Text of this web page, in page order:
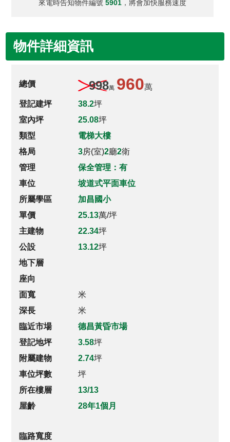
來電時告知物件編號 5901，將會加快服務速度
物件詳細資訊
總價 998萬 960萬
登記建坪
38.2坪
室內坪
25.08坪
類型
電梯大樓
格局
3房(室)2廳2衛
管理
保全管理：有
車位
坡道式平面車位
所屬學區
加昌國小
單價
25.13萬/坪
主建物
22.34坪
公設
13.12坪
地下層
座向
面寬
米
深長
米
臨近市場
德昌黃昏市場
登記地坪
3.58坪
附屬建物
2.74坪
車位坪數
坪
所在樓層
13/13
屋齡
28年1個月
臨路寬度